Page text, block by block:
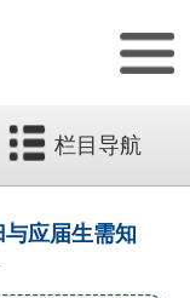
栏目导航
应届生需知